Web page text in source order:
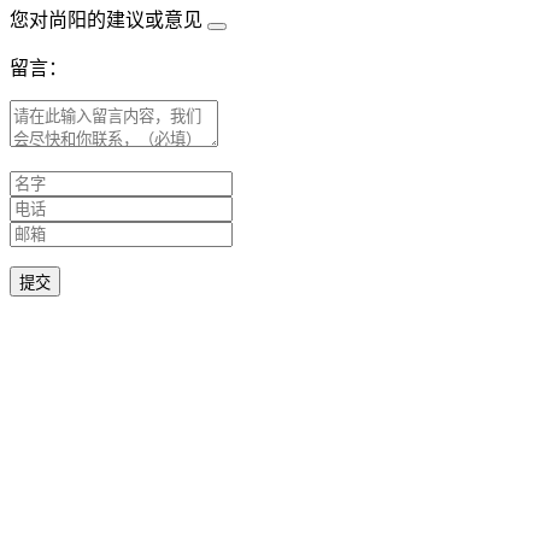
您对尚阳的建议或意见
留言：
提交